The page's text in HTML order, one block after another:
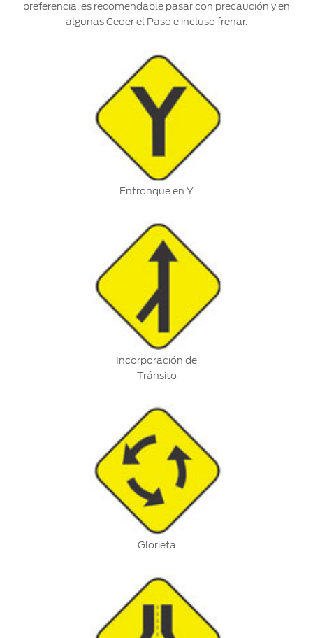
preferencia, es recomendable pasar con precaución y en
algunas Ceder el Paso e incluso frenar.
Entronque en Y
Incorporación de
Tránsito
Glorieta